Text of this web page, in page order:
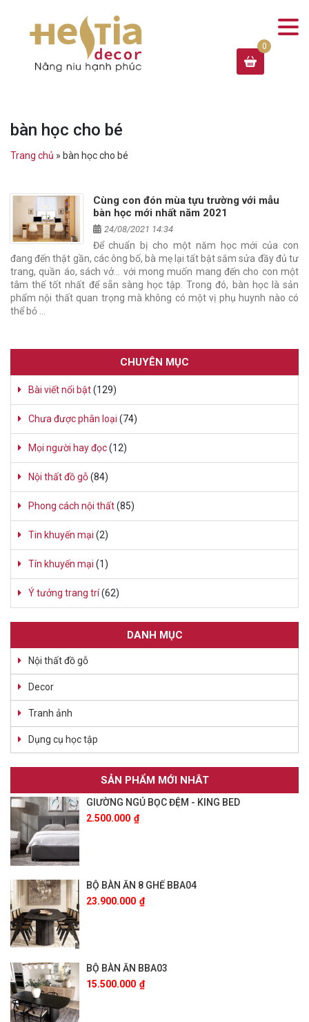
bàn học cho bé
Trang chủ » bàn học cho bé
Cùng con đón mùa tựu trường với mẫu
bàn học mới nhất năm 2021
24/08/2021 14:34
Để chuẩn bị cho một năm học mới của con
đang đến thật gần, các ông bố, bà mẹ lại tất bật sắm sửa đầy đủ tư
trang, quần áo, sách vở… với mong muốn mang đến cho con một
tâm thế tốt nhất để sẵn sàng học tập. Trong đó, bàn học là sản
phẩm nội thất quan trọng mà không có một vị phụ huynh nào có
thể bỏ …
CHUYÊN MỤC
Bài viết nổi bật(129)
Chưa được phân loại (74)
Mọi người hay đọc(12)
Nội thất đồ gỗ(84)
Phong cách nội thất(85)
Tin khuyến mại (2)
Tín khuyến mại (1)
Ý tưởng trang trí(62)
DANH MỤC
Nội thất đồ gỗ
Decor
Tranh ảnh
Dụng cụ học tập
SẢN PHẨM MỚI NHÂT
GIƯỜNG NGỦ BỌC ĐỆM - KING BED
2.500.000 ₫
BỘ BÀN ĂN 8 GHẾ BBA04
23.900.000 ₫
BỘ BÀN ĂN BBA03
15.500.000 ₫